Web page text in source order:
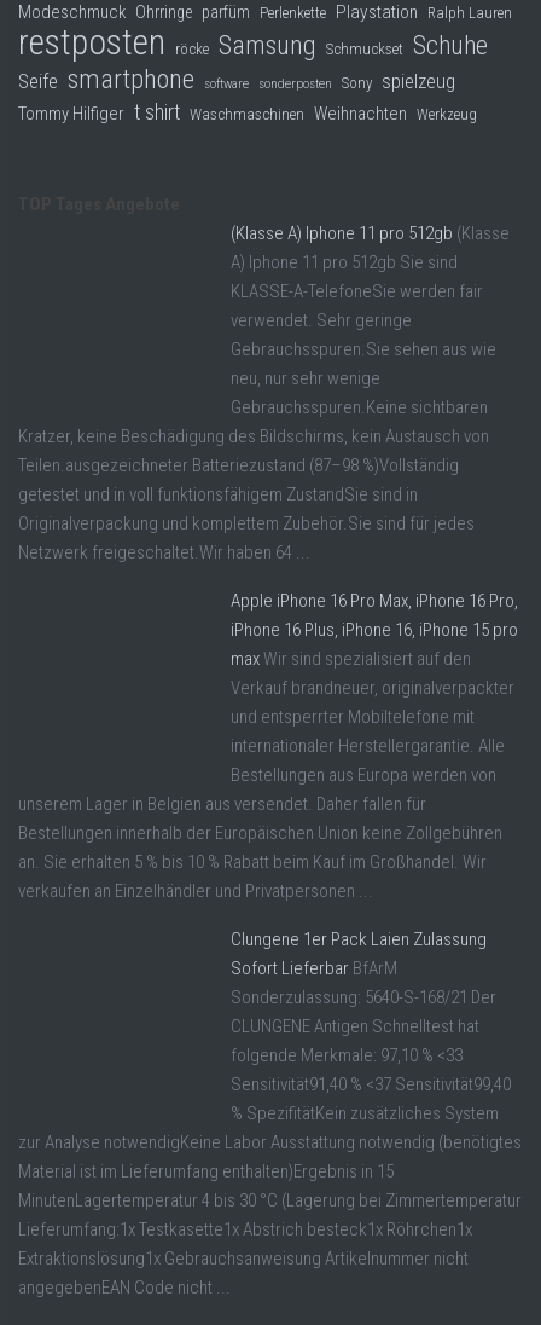
Modeschmuck Ohrringe parfüm Perlenkette Playstation Ralph Lauren
restposten röcke Samsung Schmuckset Schuhe
Seife smartphone software sonderposten Sony spielzeug
Tommy Hilfiger t shirt Waschmaschinen Weihnachten Werkzeug
(Klasse A) Iphone 11 pro 512gb (Klasse
A) Iphone 11 pro 512gb Sie sind
KLASSE-A-TelefoneSie werden fair
verwendet. Sehr geringe
Gebrauchsspuren.Sie sehen aus wie
neu, nur sehr wenige
Gebrauchsspuren.Keine sichtbaren
Kratzer, keine Beschädigung des Bildschirms, kein Austausch von
Teilen.ausgezeichneter Batteriezustand (87–98 %)Vollständig
getestet und in voll funktionsfähigem ZustandSie sind in
Originalverpackung und komplettem Zubehör.Sie sind für jedes
Netzwerk freigeschaltet.Wir haben 64 ...
Apple iPhone 16 Pro Max, iPhone 16 Pro,
iPhone 16 Plus, iPhone 16, iPhone 15 pro
maxWir sind spezialisiert auf den
Verkauf brandneuer, originalverpackter
und entsperrter Mobiltelefone mit
internationaler Herstellergarantie. Alle
Bestellungen aus Europa werden von
unserem Lager in Belgien aus versendet. Daher fallen für
Bestellungen innerhalb der Europäischen Union keine Zollgebühren
an. Sie erhalten 5 % bis 10 % Rabatt beim Kauf im Großhandel. Wir
verkaufen an Einzelhändler und Privatpersonen ...
Clungene 1er Pack Laien Zulassung
Sofort Lieferbar BfArM
Sonderzulassung: 5640-S-168/21 Der
CLUNGENE Antigen Schnelltest hat
folgende Merkmale: 97,10 % <33
Sensitivität91,40 % <37 Sensitivität99,40
% SpezifitätKein zusätzliches System
zur Analyse notwendigKeine Labor Ausstattung notwendig (benötigtes
Material ist im Lieferumfang enthalten)Ergebnis in 15
MinutenLagertemperatur 4 bis 30 °C (Lagerung bei Zimmertemperatur
Lieferumfang:1x Testkasette1x Abstrich besteck1x Röhrchen1x
Extraktionslösung1x Gebrauchsanweisung Artikelnummer nicht
angegebenEAN Code nicht ...